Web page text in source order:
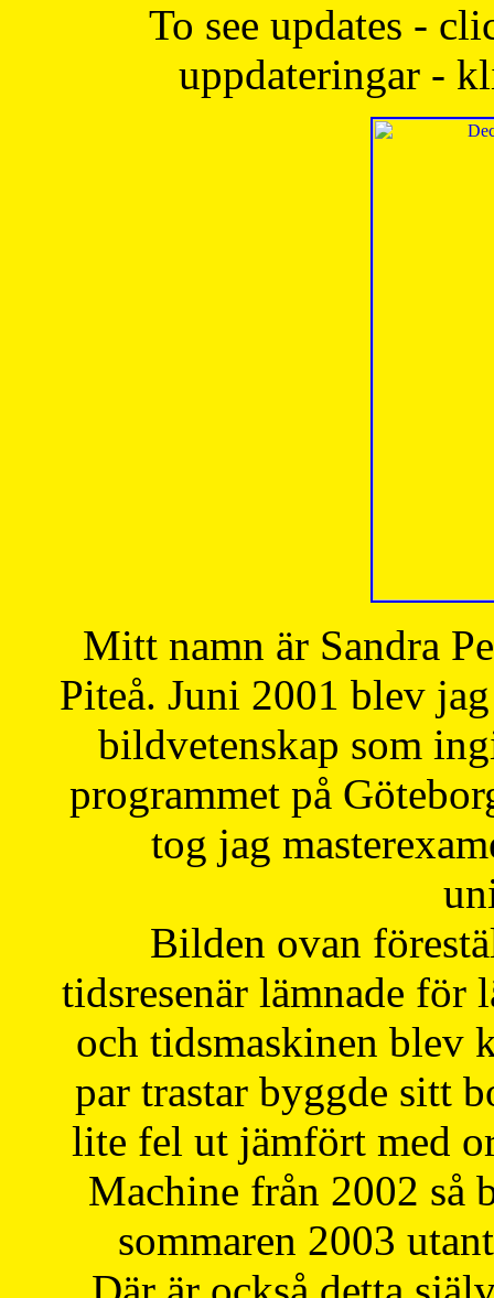
To see updates -
uppdateringar -
Mitt namn är Sandra
Piteå. Juni 2001 blev
bildvetenskap som
programmet på
tog jag
Bilden ovan
tidsresenär lämnade för
och tidsmaskinen blev
par trastar byggde sitt
lite fel ut jämfört med
Machine från 2002 så
sommaren 2003